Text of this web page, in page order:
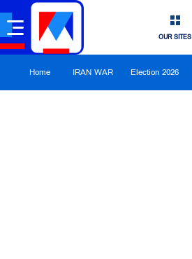
OUR SITES
Home IRAN WAR Election 2026